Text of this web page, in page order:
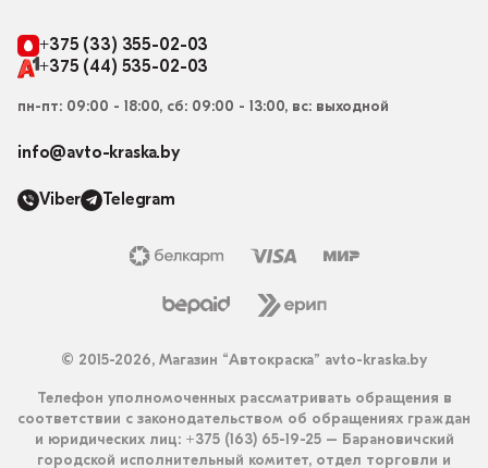
+375 (33) 355-02-03
+375 (44) 535-02-03
пн-пт: 09:00 - 18:00, сб: 09:00 - 13:00, вс: выходной
info@avto-kraska.by
Viber Telegram
© 2015-2026, Магазин “Автокраска” avto-kraska.by
Телефон уполномоченных рассматривать обращения в
соответствии с законодательством об обращениях граждан
и юридических лиц: +375 (163) 65-19-25 – Барановичский
городской исполнительный комитет, отдел торговли и